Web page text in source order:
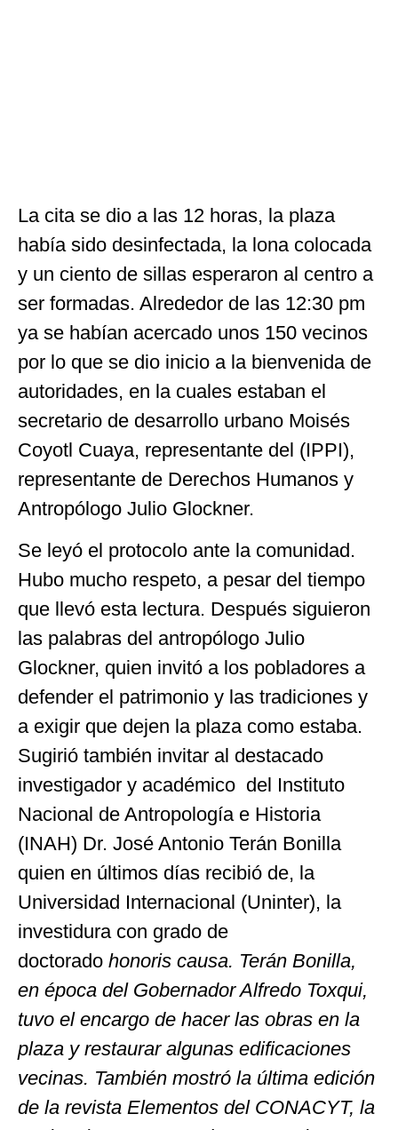
La cita se dio a las 12 horas, la plaza
había sido desinfectada, la lona colocada
y un ciento de sillas esperaron al centro a
ser formadas. Alrededor de las 12:30 pm
ya se habían acercado unos 150 vecinos
por lo que se dio inicio a la bienvenida de
autoridades, en la cuales estaban el
secretario de desarrollo urbano Moisés
Coyotl Cuaya, representante del (IPPI),
representante de Derechos Humanos y
Antropólogo Julio Glockner.
Se leyó el protocolo ante la comunidad.
Hubo mucho respeto, a pesar del tiempo
que llevó esta lectura. Después siguieron
las palabras del antropólogo Julio
Glockner, quien invitó a los pobladores a
defender el patrimonio y las tradiciones y
a exigir que dejen la plaza como estaba.
Sugirió también invitar al destacado
investigador y académico del Instituto
Nacional de Antropología e Historia
(INAH) Dr. José Antonio Terán Bonilla
quien en últimos días recibió de, la
Universidad Internacional (Uninter), la
investidura con grado de
doctorado honoris causa. Terán Bonilla,
en época del Gobernador Alfredo Toxqui,
tuvo el encargo de hacer las obras en la
plaza y restaurar algunas edificaciones
vecinas. También mostró la última edición
de la revista Elementos del CONACYT, la